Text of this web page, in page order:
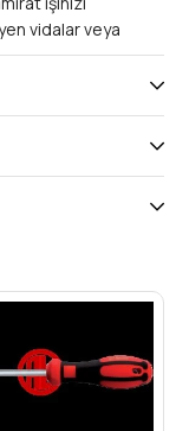
vidalar veya
sonuçlar
veya düz başlı
eşya,
mm lokma
tasarlanmış
seçimdir.
Avantajları